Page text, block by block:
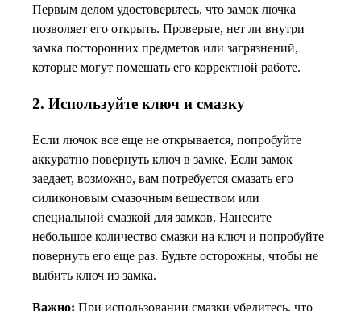
Первым делом удостоверьтесь, что замок лючка
позволяет его открыть. Проверьте, нет ли внутри
замка посторонних предметов или загрязнений,
которые могут помешать его корректной работе.
2. Используйте ключ и смазку
Если лючок все еще не открывается, попробуйте
аккуратно повернуть ключ в замке. Если замок
заедает, возможно, вам потребуется смазать его
силиконовым смазочным веществом или
специальной смазкой для замков. Нанесите
небольшое количество смазки на ключ и попробуйте
повернуть его еще раз. Будьте осторожны, чтобы не
выбить ключ из замка.
Важно: При использовании смазки убедитесь, что